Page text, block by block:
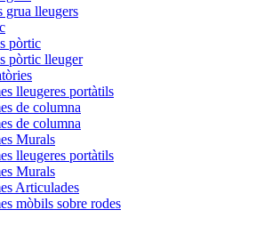
grua lleugers
pòrtic
pòrtic lleuger
lleugeres portàtils
de columna
de columna
Murals
lleugeres portàtils
Murals
Articulades
mòbils sobre rodes